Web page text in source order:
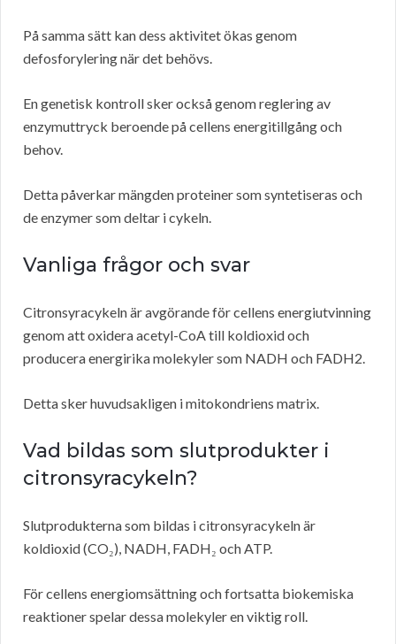
På samma sätt kan dess aktivitet ökas genom
defosforylering när det behövs.
En genetisk kontroll sker också genom reglering av
enzymuttryck beroende på cellens energitillgång och
behov.
Detta påverkar mängden proteiner som syntetiseras och
de enzymer som deltar i cykeln.
Vanliga frågor och svar
Citronsyracykeln är avgörande för cellens energiutvinning
genom att oxidera acetyl-CoA till koldioxid och
producera energirika molekyler som NADH och FADH2.
Detta sker huvudsakligen i mitokondriens matrix.
Vad bildas som slutprodukter i
citronsyracykeln?
Slutprodukterna som bildas i citronsyracykeln är
koldioxid (CO₂), NADH, FADH₂ och ATP.
För cellens energiomsättning och fortsatta biokemiska
reaktioner spelar dessa molekyler en viktig roll.